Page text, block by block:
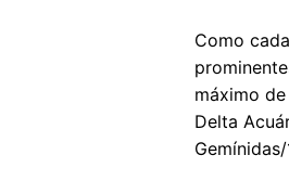
Como
máximo
Delta